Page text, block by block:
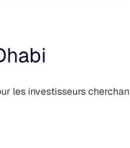
les investisseurs